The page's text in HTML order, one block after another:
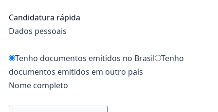
Candidatura rápida
Dados pessoais
Tenho documentos emitidos no Brasil
Tenho
documentos emitidos em outro país
Nome completo